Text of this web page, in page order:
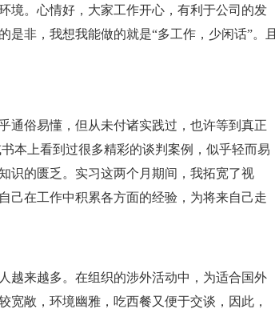
境。心情好，大家工作开心，有利于公司的发
非，我想我能做的就是“多工作，少闲话”。且
通俗易懂，但从未付诸实践过，也许等到真正
本上看到过很多精彩的谈判案例，似乎轻而易
识的匮乏。实习这两个月期间，我拓宽了视
己在工作中积累各方面的经验，为将来自己走
越来越多。在组织的涉外活动中，为适合国外
敞，环境幽雅，吃西餐又便于交谈，因此，